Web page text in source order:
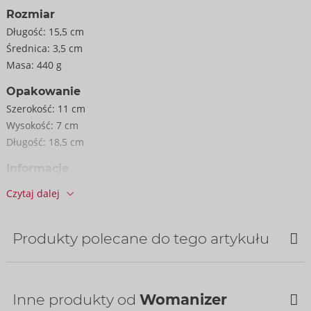
silikonu, co zapewnia beztroską przyjemność.
W zestawie kabel do ładowania Magnetic Charger, torba do
przechowywania (100% bawełny) i wymienna nasadka.
Opakowanie wyprodukowane z 41% mniejszej ilości plastiku.
155 x 50 x 35 mm.
Nasadki: 14 mm i 10 mm.
Waga 135 g.
Silikon.
Rozmiar
Długość: 15,5 cm
Średnica: 3,5 cm
Masa: 440 g
Opakowanie
Szerokość: 11 cm
Wysokość: 7 cm
Długość: 18,5 cm
Informacje
Nr art.:
05541460000
Numer taryfy celnej: 90191010
następna dostawa:34/2026
Czytaj dalej
Produkty polecane do tego artykułu
Inne produkty od Womanizer